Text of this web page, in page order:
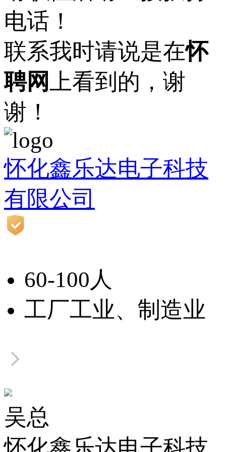
电话！
联系我时请说是在怀
聘网
上看到的，谢
谢！
怀化鑫乐达电子科技
有限公司
60-100人
工厂工业、制造业
吴总